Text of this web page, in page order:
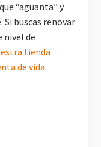
“aguanta” y
buscas renovar
nivel de
tienda
de vida.